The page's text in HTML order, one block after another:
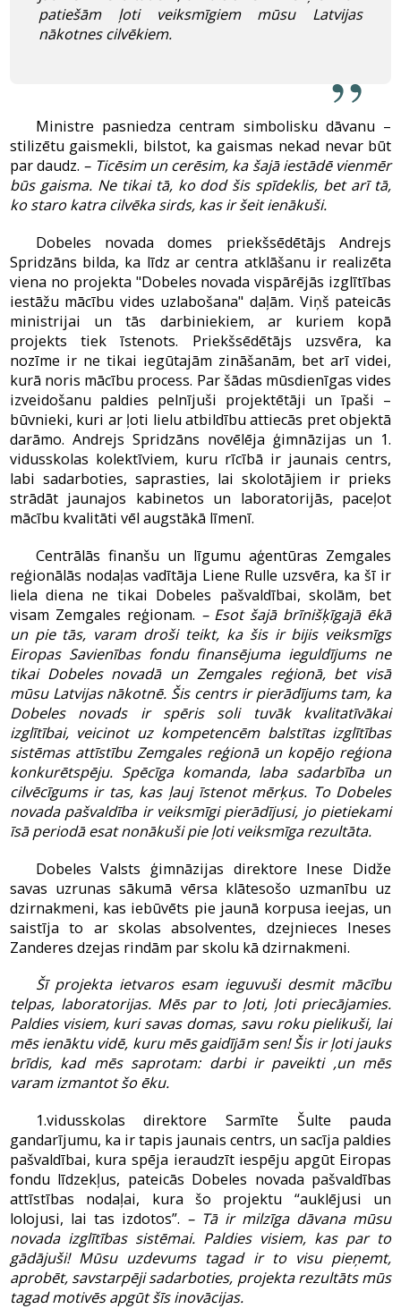
patiešām ļoti veiksmīgiem mūsu Latvijas
nākotnes cilvēkiem.
Ministre pasniedza centram simbolisku dāvanu –
stilizētu gaismekli, bilstot, ka gaismas nekad nevar būt
par daudz. – Ticēsim un cerēsim, ka šajā iestādē vienmēr
būs gaisma. Ne tikai tā, ko dod šis spīdeklis, bet arī tā,
ko staro katra cilvēka sirds, kas ir šeit ienākuši.
Dobeles novada domes priekšsēdētājs Andrejs
Spridzāns bilda, ka līdz ar centra atklāšanu ir realizēta
viena no projekta "Dobeles novada vispārējās izglītības
iestāžu mācību vides uzlabošana" daļām. Viņš pateicās
ministrijai un tās darbiniekiem, ar kuriem kopā
projekts tiek īstenots. Priekšsēdētājs uzsvēra, ka
nozīme ir ne tikai iegūtajām zināšanām, bet arī videi,
kurā noris mācību process. Par šādas mūsdienīgas vides
izveidošanu paldies pelnījuši projektētāji un īpaši –
būvnieki, kuri ar ļoti lielu atbildību attiecās pret objektā
darāmo. Andrejs Spridzāns novēlēja ģimnāzijas un 1.
vidusskolas kolektīviem, kuru rīcībā ir jaunais centrs,
labi sadarboties, saprasties, lai skolotājiem ir prieks
strādāt jaunajos kabinetos un laboratorijās, paceļot
mācību kvalitāti vēl augstākā līmenī.
Centrālās finanšu un līgumu aģentūras Zemgales
reģionālās nodaļas vadītāja Liene Rulle uzsvēra, ka šī ir
liela diena ne tikai Dobeles pašvaldībai, skolām, bet
visam Zemgales reģionam. – Esot šajā brīnišķīgajā ēkā
un pie tās, varam droši teikt, ka šis ir bijis veiksmīgs
Eiropas Savienības fondu finansējuma ieguldījums ne
tikai Dobeles novadā un Zemgales reģionā, bet visā
mūsu Latvijas nākotnē. Šis centrs ir pierādījums tam, ka
Dobeles novads ir spēris soli tuvāk kvalitatīvākai
izglītībai, veicinot uz kompetencēm balstītas izglītības
sistēmas attīstību Zemgales reģionā un kopējo reģiona
konkurētspēju. Spēcīga komanda, laba sadarbība un
cilvēcīgums ir tas, kas ļauj īstenot mērķus. To Dobeles
novada pašvaldība ir veiksmīgi pierādījusi, jo pietiekami
īsā periodā esat nonākuši pie ļoti veiksmīga rezultāta.
Dobeles Valsts ģimnāzijas direktore Inese Didže
savas uzrunas sākumā vērsa klātesošo uzmanību uz
dzirnakmeni, kas iebūvēts pie jaunā korpusa ieejas, un
saistīja to ar skolas absolventes, dzejnieces Ineses
Zanderes dzejas rindām par skolu kā dzirnakmeni.
Šī projekta ietvaros esam ieguvuši desmit mācību
telpas, laboratorijas. Mēs par to ļoti, ļoti priecājamies.
Paldies visiem, kuri savas domas, savu roku pielikuši, lai
mēs ienāktu vidē, kuru mēs gaidījām sen! Šis ir ļoti jauks
brīdis, kad mēs saprotam: darbi ir paveikti ,un mēs
varam izmantot šo ēku.
1.vidusskolas direktore Sarmīte Šulte pauda
gandarījumu, ka ir tapis jaunais centrs, un sacīja paldies
pašvaldībai, kura spēja ieraudzīt iespēju apgūt Eiropas
fondu līdzekļus, pateicās Dobeles novada pašvaldības
attīstības nodaļai, kura šo projektu “auklējusi un
lolojusi, lai tas izdotos”. – Tā ir milzīga dāvana mūsu
novada izglītības sistēmai. Paldies visiem, kas par to
gādājuši! Mūsu uzdevums tagad ir to visu pieņemt,
aprobēt, savstarpēji sadarboties, projekta rezultāts mūs
tagad motivēs apgūt šīs inovācijas.